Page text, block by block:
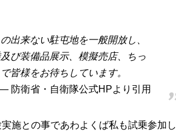
出来ない駐屯地を一般開放し、
び装備品展示、模擬売店、ちっ
皆様をお待ちしています。
防衛省・自衛隊公式HPより引用
施との事であわよくば私も試乗参加し